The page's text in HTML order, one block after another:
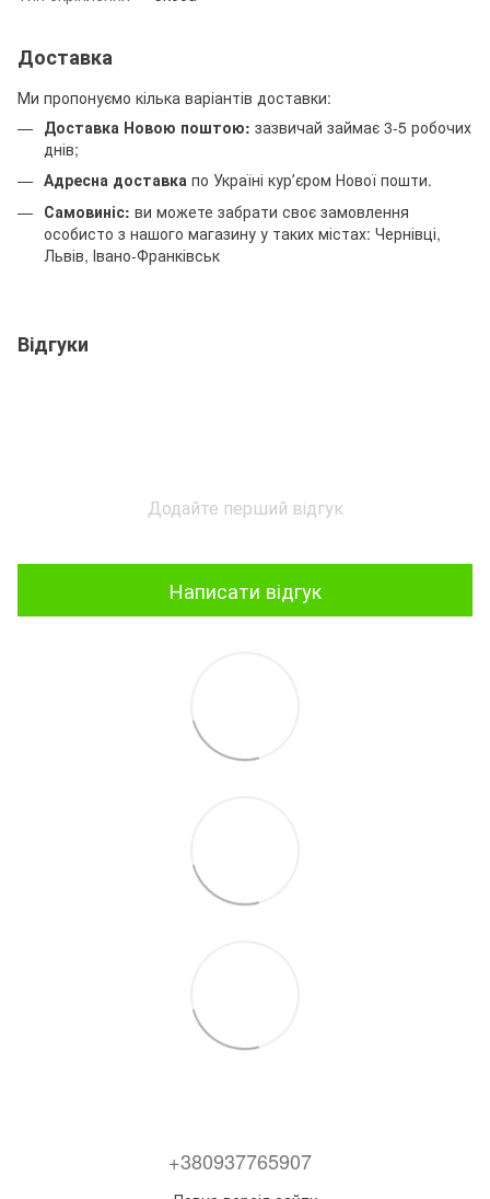
Доставка
Ми пропонуємо кілька варіантів доставки:
Доставка Новою поштою: зазвичай займає 3-5 робочих
днів;
Адресна доставка по Україні курʼєром Нової пошти.
Самовиніс: ви можете забрати своє замовлення
особисто з нашого магазину у таких містах: Чернівці,
Львів, Івано-Франківськ
Відгуки
Додайте перший відгук
Написати відгук
+380937765907